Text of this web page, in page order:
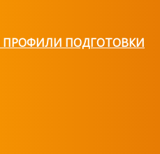
ПРОФИЛИ ПОДГОТОВКИ